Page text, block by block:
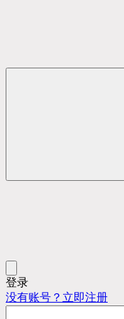
登录
没有账号？立即注册